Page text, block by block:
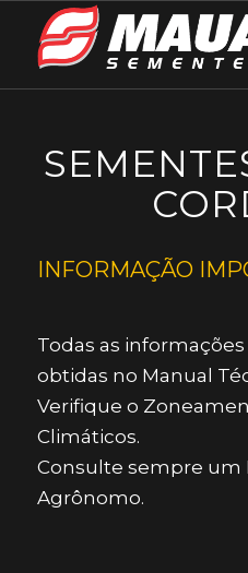
INFORMAÇÃO
Todas as
obtidas no Manual
Verifique o
Climáticos.
Consulte sempre um
Agrônomo.